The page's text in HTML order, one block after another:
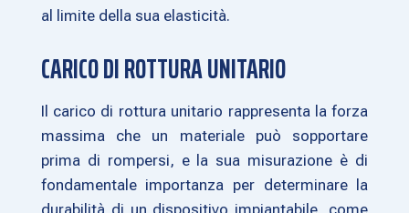
al limite della sua elasticità.
CARICO DI ROTTURA UNITARIO
Il carico di rottura unitario rappresenta la forza
massima che un materiale può sopportare
prima di rompersi, e la sua misurazione è di
fondamentale importanza per determinare la